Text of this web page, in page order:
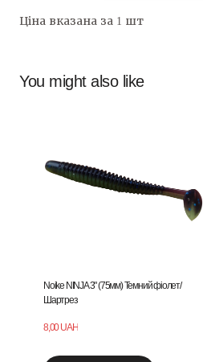
Ціна вказана за 1 шт
You might also like
Noike NINJA 3" (75мм) Темний фіолет/
Шартрез
8,00 UAH